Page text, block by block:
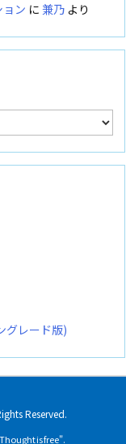
ン に 兼乃 より
グレード版)
Reserved.
is free".